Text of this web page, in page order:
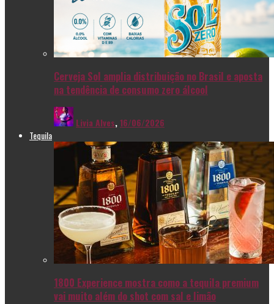
Cerveja Sol amplia distribuição no Brasil e aposta
na tendência de consumo zero álcool
Livia Alves,16/06/2026
Tequila
1800 Experience mostra como a tequila premium
vai muito além do shot com sal e limão